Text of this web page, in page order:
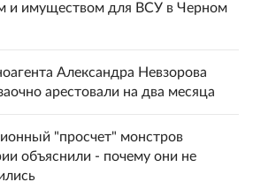
и имуществом для ВСУ в Черном
Александра Невзорова
арестовали на два месяца
"просчет" монстров
объяснили - почему они не